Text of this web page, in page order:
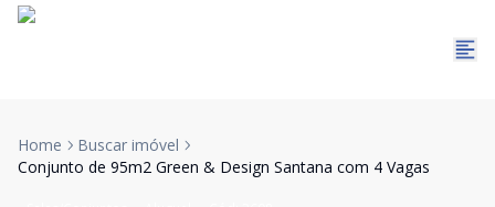
Home
Buscar imóvel
Conjunto de 95m2 Green & Design Santana com 4 Vagas